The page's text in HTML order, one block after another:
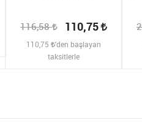
116,58 110,75
110,75
'den başlayan
taksitlerle